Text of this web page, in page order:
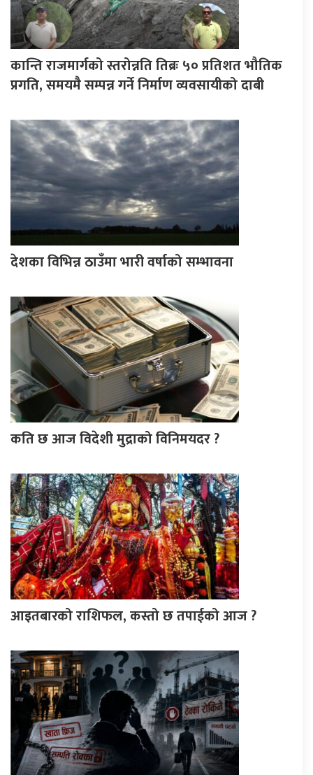
कान्ति राजमार्गको स्तरोन्नति तिब्रः ५० प्रतिशत भौतिक
प्रगति, समयमै सम्पन्न गर्ने निर्माण व्यवसायीको दाबी
देशका विभिन्न ठाउँमा भारी वर्षाको सम्भावना
कति छ आज विदेशी मुद्राको विनिमयदर ?
आइतबारको राशिफल, कस्तो छ तपाईको आज ?